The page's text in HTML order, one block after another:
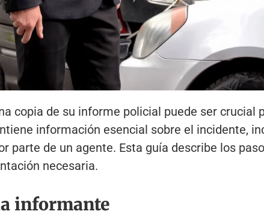
copia de su informe policial puede ser
información esencial sobre el incidente,
parte de un agente. Esta guía describe los
necesaria.
informante